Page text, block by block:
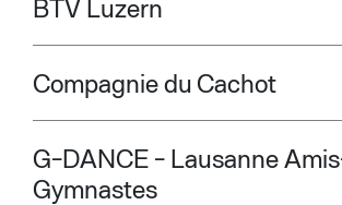
BTV Luzern
Compagnie du Cachot
G-DANCE - Lausanne
Gymnastes